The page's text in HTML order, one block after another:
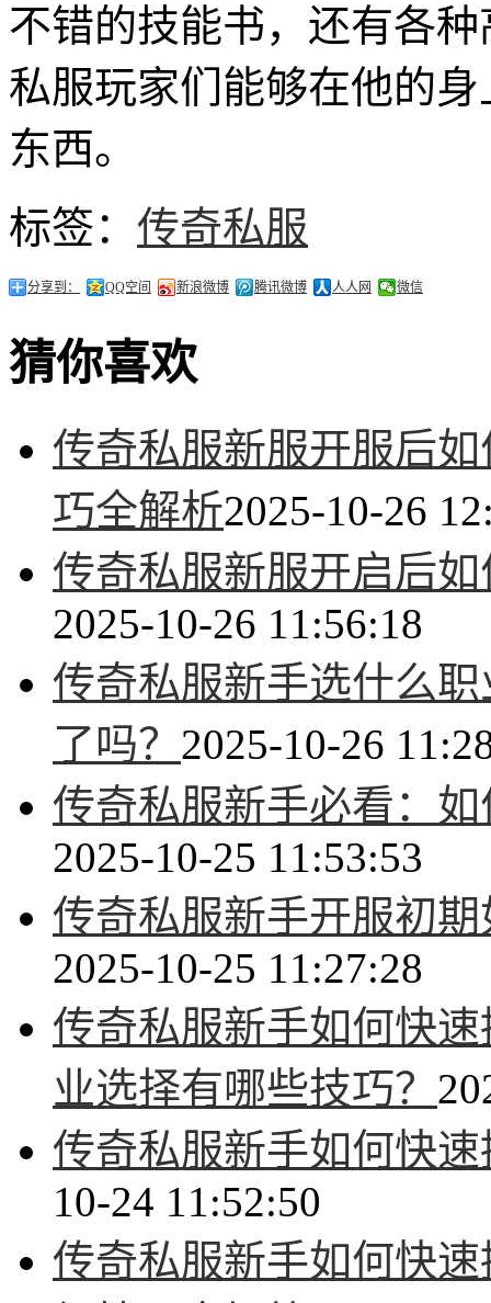
不错的技能书，还有各
私服玩家们能够在他的
东西。
标签： 传奇私服
分享到： QQ空间 新浪微博 腾讯微博 人人网 微信
猜你喜欢
传奇私服新服开服后
巧全解析2025-10-26
传奇私服新服开启后
2025-10-26 11:56:18
传奇私服新手选什么
了吗？ 2025-10-26
传奇私服新手必看：
2025-10-25 11:53:53
传奇私服新手开服初
2025-10-25 11:27:28
传奇私服新手如何快
业选择有哪些技巧？
传奇私服新手如何快
10-24 11:52:50
传奇私服新手如何快